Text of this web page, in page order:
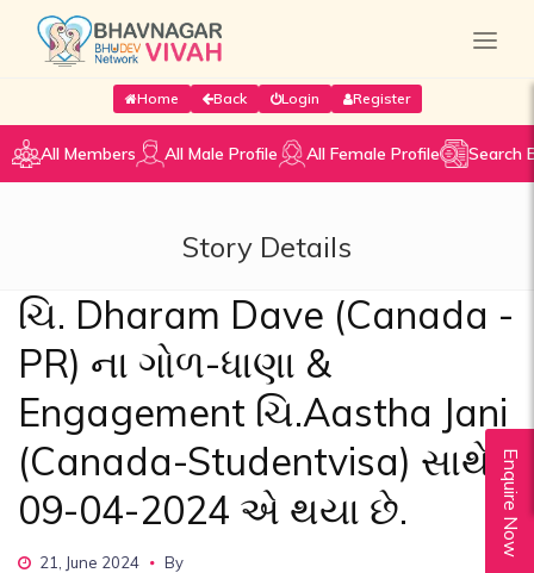
Home Back Login Register
All Members All Male Profile All Female Profile Search
Story Details
ચિ. Dharam Dave (Canada -
PR) ના ગોળ-ધાણા &
Engagement ચિ.Aastha Jani
(Canada-Studentvisa) સાથે
09-04-2024 એ થયા છે.
21, June 2024 By
Enquire Now